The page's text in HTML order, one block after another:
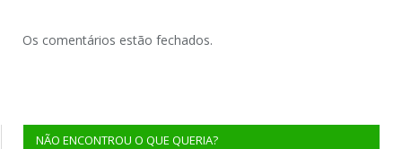
Os comentários estão fechados.
NÃO ENCONTROU O QUE QUERIA?